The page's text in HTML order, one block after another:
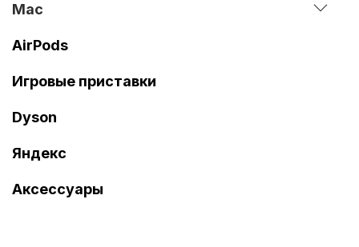
Mac
AirPods
Игровые приставки
Dyson
Яндекс
Аксессуары